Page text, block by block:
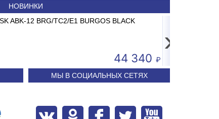
AC-15.2 до 15кг LCD, 2г, без стойки
3 681
НОВИНКИ
ABK-12 BRG/TC2/E1 BURGOS BLACK
44 340
›
МЫ В СОЦИАЛЬНЫХ СЕТЯХ